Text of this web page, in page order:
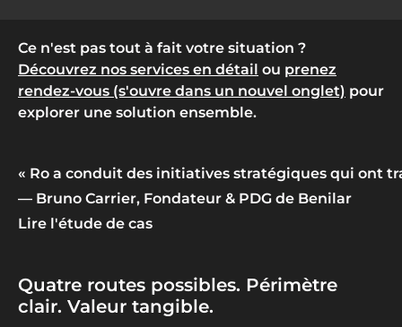
Ce n'est pas tout à fait votre situation ?
Découvrez nos services en détail ou prenez
rendez-vous (s'ouvre dans un nouvel onglet) pour
explorer une solution ensemble.
« Ro a conduit des initiatives stratégiques qui ont
— Bruno Carrier, Fondateur & PDG de Benilar
Lire l'étude de cas
Quatre routes possibles. Périmètre
clair. Valeur tangible.